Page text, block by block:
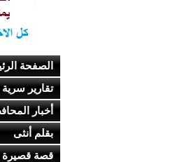
الصفحة
تقارير سرية
أخبار
بقلم أنثى
قصة قصيرة